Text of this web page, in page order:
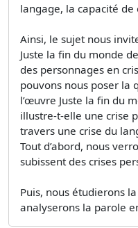
langage, la capacité de
Ainsi, le sujet nous
Juste la fin du monde
des personnages en
pouvons nous poser la
l’œuvre Juste la fin du
illustre-t-elle une crise
travers une crise du
Tout d’abord, nous
subissent des crises
Puis, nous étudierons
analyserons la parole